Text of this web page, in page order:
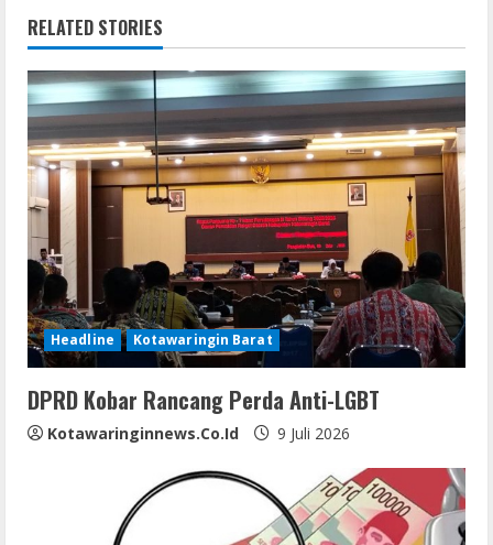
u
e
R
e
a
d
i
n
g
RELATED STORIES
Headline Kotawaringin Barat
DPRD Kobar Rancang Perda Anti-LGBT
Kotawaringinnews.co.id 9 Juli 2026